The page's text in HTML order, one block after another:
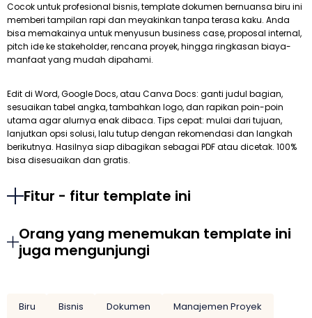
Cocok untuk profesional bisnis, template dokumen bernuansa biru ini
memberi tampilan rapi dan meyakinkan tanpa terasa kaku. Anda
bisa memakainya untuk menyusun business case, proposal internal,
pitch ide ke stakeholder, rencana proyek, hingga ringkasan biaya-
manfaat yang mudah dipahami.
Edit di Word, Google Docs, atau Canva Docs: ganti judul bagian,
sesuaikan tabel angka, tambahkan logo, dan rapikan poin-poin
utama agar alurnya enak dibaca. Tips cepat: mulai dari tujuan,
lanjutkan opsi solusi, lalu tutup dengan rekomendasi dan langkah
berikutnya. Hasilnya siap dibagikan sebagai PDF atau dicetak. 100%
bisa disesuaikan dan gratis.
Fitur - fitur template ini
Orang yang menemukan template ini
juga mengunjungi
Biru Bisnis Dokumen
Manajemen Proyek